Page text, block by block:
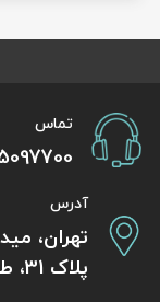
تماس
آدرس
تهران،
پلاک 31، طبقه همکف